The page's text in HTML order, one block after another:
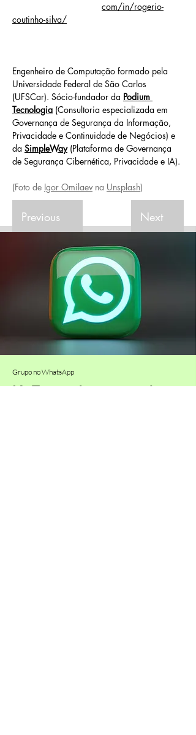
com/in/rogerio-
coutinho-silva/
Engenheiro de Computação formado pela
Universidade Federal de São Carlos
(UFSCar). Sócio-fundador da Podium
Tecnologia (Consultoria especializada em
Governança de Segurança da Informação,
Privacidade e Continuidade de Negócios) e
da SimpleWay (Plataforma de Governança
de Segurança Cibernética, Privacidade e IA).
(Foto de Igor Omilaev na Unsplash)
Previous Next
Grupo no WhatsApp
IA_Tentando acompanhar